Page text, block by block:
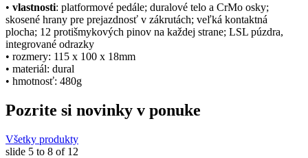
• vlastnosti: platformové pedále; duralové telo a CrMo osky;
skosené hrany pre prejazdnosť v zákrutách; veľká kontaktná
plocha; 12 protišmykových pinov na každej strane; LSL púzdra,
integrované odrazky
• rozmery: 115 x 100 x 18mm
• materiál: dural
• hmotnosť: 480g
Pozrite si novinky v ponuke
Všetky produkty
slide 5 to 8 of 12